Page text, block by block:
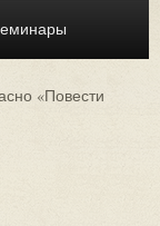
«Повести